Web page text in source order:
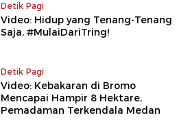
Detik Pagi
Video: Hidup yang Tenang-Tenang
Saja, #MulaiDariTring!
Detik Pagi
Video: Kebakaran di Bromo
Mencapai Hampir 8 Hektare,
Pemadaman Terkendala Medan